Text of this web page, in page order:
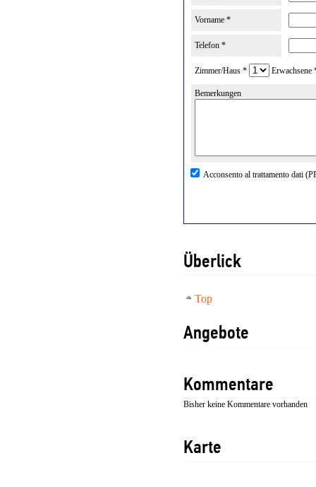
Vorname *
Telefon *
Zimmer/Haus *
Bemerkungen
Acconsento al trattamento dati
Überlick
Top
Angebote
Kommentare
Bisher keine Kommentare vorhanden
Karte